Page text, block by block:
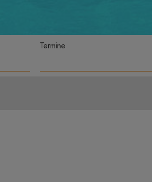
Termine